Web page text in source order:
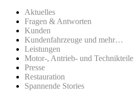
Aktuelles
Fragen & Antworten
Kunden
Kundenfahrzeuge und mehr…
Leistungen
Motor-, Antrieb- und Technikteile
Presse
Restauration
Spannende Stories